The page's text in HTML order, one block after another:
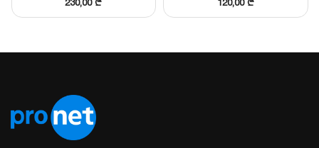
კლიმატურ პირობებში.
სენსორი
230,00₾ 120,00₾